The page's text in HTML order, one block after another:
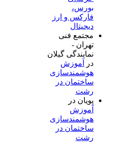
بورس،
فارکس و ارز
دیجیتال
مجتمع فنی
تهران -
نمایندگی گیلان
در
آموزش
هوشمندسازی
ساختمان در
رشت
پویان در
آموزش
هوشمندسازی
ساختمان در
رشت